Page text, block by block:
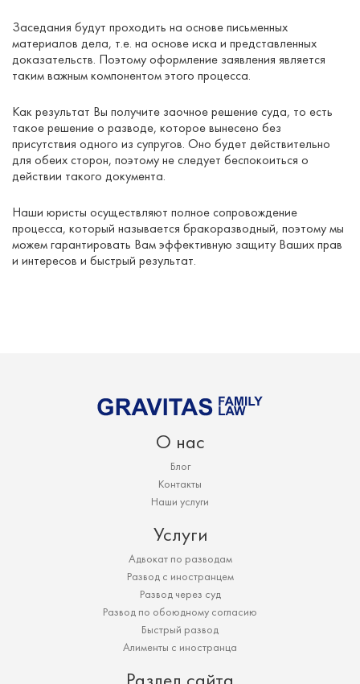
Заседания будут проходить на основе письменных
материалов дела, т.е. на основе иска и представленных
доказательств. Поэтому оформление заявления является
таким важным компонентом этого процесса.
Как результат Вы получите заочное решение суда, то есть
такое решение о разводе, которое вынесено без
присутствия одного из супругов. Оно будет действительно
для обеих сторон, поэтому не следует беспокоиться о
действии такого документа.
Наши юристы осуществляют полное сопровождение
процесса, который называется бракоразводный, поэтому мы
можем гарантировать Вам эффективную защиту Ваших прав
и интересов и быстрый результат.
О нас
Блог
Контакты
Наши услуги
Услуги
Адвокат по разводам
Развод с иностранцем
Развод через суд
Развод по обоюдному согласию
Быстрый развод
Алименты с иностранца